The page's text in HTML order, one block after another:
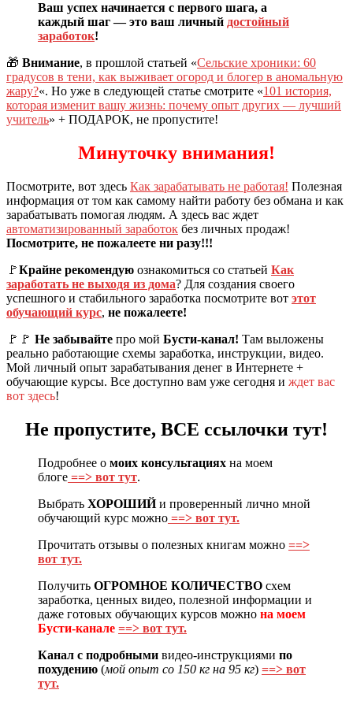
Ваш успех начинается с первого шага, а
каждый шаг — это ваш личный достойный
заработок!
🎁 Внимание, в прошлой статьей «Сельские хроники: 60
градусов в тени, как выживает огород и блогер в аномальную
жару?«. Но уже в следующей статье смотрите «101 история,
которая изменит вашу жизнь: почему опыт других — лучший
учитель» + ПОДАРОК, не пропустите!
Минуточку внимания!
Посмотрите, вот здесь Как зарабатывать не работая! Полезная
информация от том как самому найти работу без обмана и как
зарабатывать помогая людям. А здесь вас ждет
автоматизированный заработок без личных продаж!
Посмотрите, не пожалеете ни разу!!!
🚩Крайне рекомендую ознакомиться со статьей Как
заработать не выходя из дома? Для создания своего
успешного и стабильного заработка посмотрите вот этот
обучающий курс, не пожалеете!
🚩🚩 Не забывайте про мой Бусти-канал! Там выложены
реально работающие схемы заработка, инструкции, видео.
Мой личный опыт зарабатывания денег в Интернете +
обучающие курсы. Все доступно вам уже сегодня и ждет вас
вот здесь!
Не пропустите, ВСЕ ссылочки тут!
Подробнее о моих консультациях на моем
блоге ==> вот тут.
Выбрать ХОРОШИЙи проверенный лично мной
обучающий курс можно ==> вот тут.
Прочитать отзывы о полезных книгам можно ==>
вот тут.
Получить ОГРОМНОЕ КОЛИЧЕСТВО схем
заработка, ценных видео, полезной информации и
даже готовых обучающих курсов можно на моем
Бусти-канале ==> вот тут.
Канал с подробными видео-инструкциями по
похудению (мой опыт со 150 кг на 95 кг) ==> вот
тут.